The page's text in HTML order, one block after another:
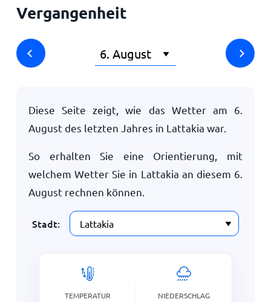
Vergangenheit
Diese Seite zeigt, wie das Wetter am 6.
Augustdes letzten Jahres in Lattakia war.
So erhalten Sie eine Orientierung, mit
welchem Wetter Sie in Lattakia an diesem 6.
Augustrechnen können.
Stadt:
TEMPERATUR NIEDERSCHLAG